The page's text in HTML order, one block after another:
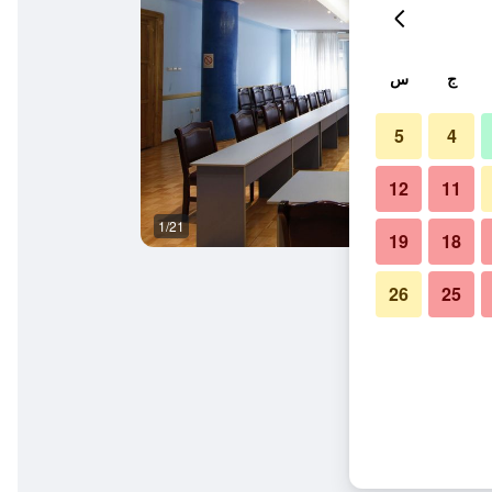
1/21
ج س
4
5
11
12
18
19
25
26